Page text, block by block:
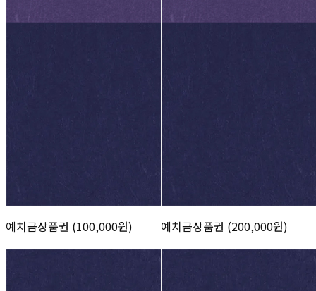
예치금상품권 (100,000원) 예치금상품권 (200,000원)